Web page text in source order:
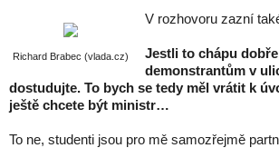
Richard Brabec (vlada.cz)
V rozhovoru zazní
Jestli to chápu
demonstrantům v
dostudujte. To bych se tedy měl vrátit k
ještě chcete být ministr…
To ne, studenti jsou pro mě samozřejmě